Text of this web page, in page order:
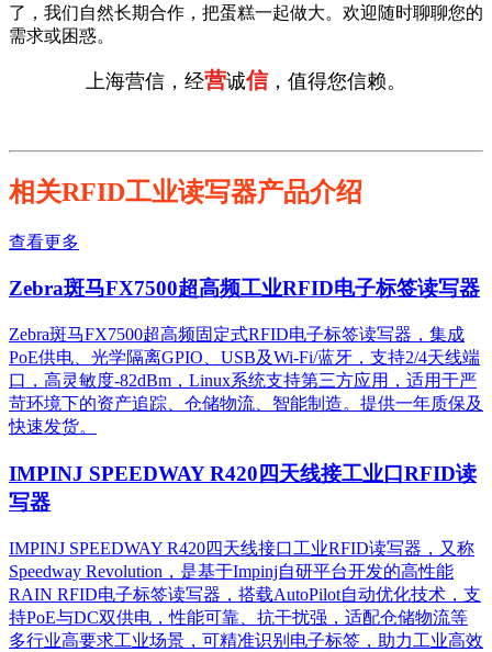
了，我们自然长期合作，把蛋糕一起做大。欢迎随时聊聊您的
需求或困惑。
上海营信，经营诚信，值得您信赖。
相关RFID工业读写器产品介绍
查看更多
Zebra斑马FX7500超高频工业RFID电子标签读写器
Zebra斑马FX7500超高频固定式RFID电子标签读写器，集成
PoE供电、光学隔离GPIO、USB及Wi-Fi/蓝牙，支持2/4天线端
口，高灵敏度-82dBm，Linux系统支持第三方应用，适用于严
苛环境下的资产追踪、仓储物流、智能制造。提供一年质保及
快速发货。
IMPINJ SPEEDWAY R420四天线接工业口RFID读
写器
IMPINJ SPEEDWAY R420四天线接口工业RFID读写器，又称
Speedway Revolution，是基于Impinj自研平台开发的高性能
RAIN RFID电子标签读写器，搭载AutoPilot自动优化技术，支
持PoE与DC双供电，性能可靠、抗干扰强，适配仓储物流等
多行业高要求工业场景，可精准识别电子标签，助力工业高效